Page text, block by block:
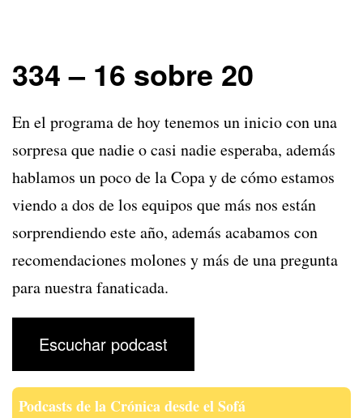
334 – 16 sobre 20
En el programa de hoy tenemos un inicio con una
sorpresa que nadie o casi nadie esperaba, además
hablamos un poco de la Copa y de cómo estamos
viendo a dos de los equipos que más nos están
sorprendiendo este año, además acabamos con
recomendaciones molones y más de una pregunta
para nuestra fanaticada.
Escuchar podcast
Podcasts de la Crónica desde el Sofá